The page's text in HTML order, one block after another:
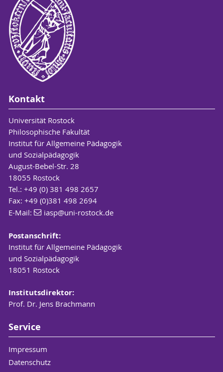
Kontakt
Universität Rostock
Philosophische Fakultät
Institut für Allgemeine Pädagogik
und Sozialpädagogik
August-Bebel-Str. 28
18055 Rostock
Tel.: +49 (0) 381 498 2657
Fax: +49 (0)381 498 2694
E-Mail:
iasp@uni-rostock.de
Postanschrift:
Institut für Allgemeine Pädagogik
und Sozialpädagogik
18051 Rostock
Institutsdirektor:
Prof. Dr. Jens Brachmann
Service
Impressum
Datenschutz